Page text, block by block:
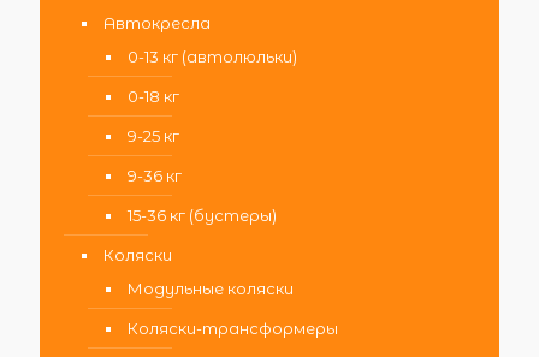
Автокресла
0-13 кг (автолюльки)
0-18 кг
9-25 кг
9-36 кг
15-36 кг (бустеры)
Коляски
Модульные коляски
Коляски-трансформеры